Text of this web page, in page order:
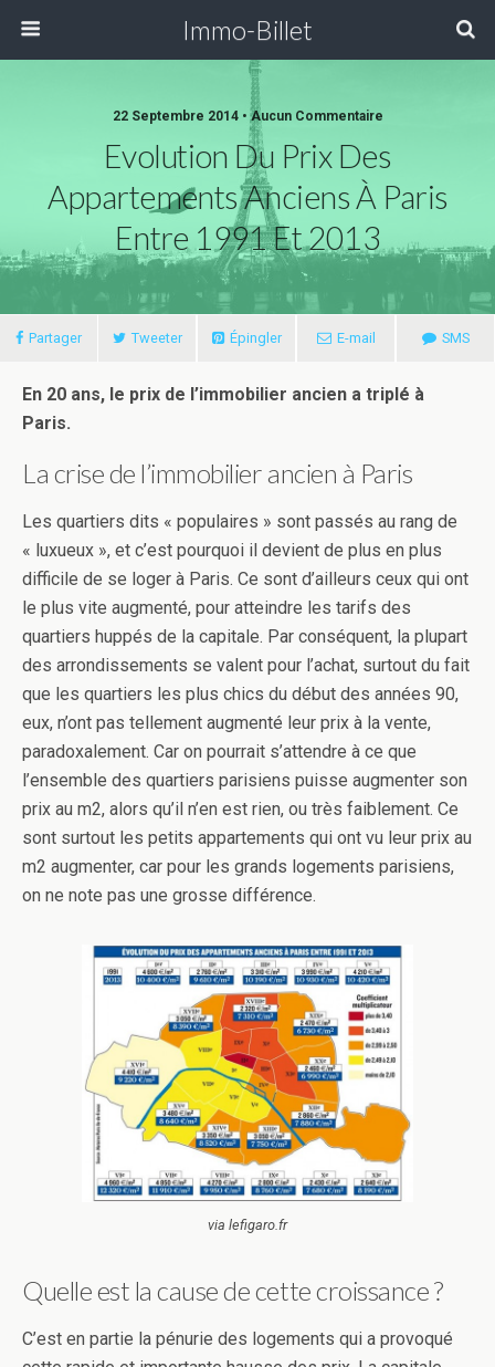
Immo-Billet
22 Septembre 2014 •Aucun Commentaire
Evolution Du Prix Des
Appartements Anciens À Paris
Entre 1991 Et 2013
Partager Tweeter Épingler E-mail SMS
En 20 ans, le prix de l’immobilier ancien a triplé à
Paris.
La crise de l’immobilier ancien à Paris
Les quartiers dits « populaires » sont passés au rang de
« luxueux », et c’est pourquoi il devient de plus en plus
difficile de se loger à Paris. Ce sont d’ailleurs ceux qui ont
le plus vite augmenté, pour atteindre les tarifs des
quartiers huppés de la capitale. Par conséquent, la plupart
des arrondissements se valent pour l’achat, surtout du fait
que les quartiers les plus chics du début des années 90,
eux, n’ont pas tellement augmenté leur prix à la vente,
paradoxalement. Car on pourrait s’attendre à ce que
l’ensemble des quartiers parisiens puisse augmenter son
prix au m2, alors qu’il n’en est rien, ou très faiblement. Ce
sont surtout les petits appartements qui ont vu leur prix au
m2 augmenter, car pour les grands logements parisiens,
on ne note pas une grosse différence.
via lefigaro.fr
Quelle est la cause de cette croissance ?
C’est en partie la pénurie des logements qui a provoqué